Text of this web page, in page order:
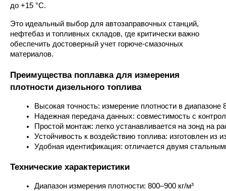
до +15 °C.
Это идеальный выбор для автозаправочных станций,
нефтебаз и топливных складов, где критически важно
обеспечить достоверный учет горюче-смазочных
материалов.
Преимущества поплавка для измерения
плотности дизельного топлива
Высокая точность: измерение плотности в диапазоне
Надежная передача данных: совместимость с
Простой монтаж: легко устанавливается на зонд на
Устойчивость к воздействию топлива: изготовлен
Удобная идентификация: отличается двумя
Технические характеристики
Диапазон измерения плотности: 800–900 кг/м³